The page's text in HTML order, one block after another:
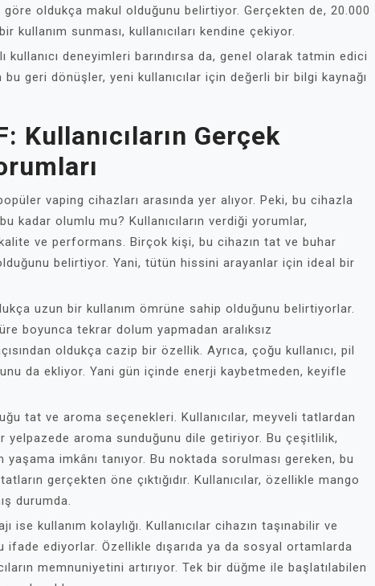
göre oldukça makul olduğunu belirtiyor. Gerçekten de, 20.000
sunması, kullanıcıları kendine çekiyor.
deneyimleri barındırsa da, genel olarak tatmin edici
geri dönüşler, yeni kullanıcılar için değerli bir bilgi kaynağı
Kullanıcıların Gerçek
vaping cihazları arasında yer alıyor. Peki, bu cihazla
kadar olumlu mu? Kullanıcıların verdiği yorumlar,
ve performans. Birçok kişi, bu cihazın tat ve buhar
belirtiyor. Yani, tütün hissini arayanlar için ideal bir
uzun bir kullanım ömrüne sahip olduğunu belirtiyorlar.
boyunca tekrar dolum yapmadan aralıksız
oldukça cazip bir özellik. Ayrıca, çoğu kullanıcı, pil
da ekliyor. Yani gün içinde enerji kaybetmeden, keyifle
tat ve aroma seçenekleri. Kullanıcılar, meyveli tatlardan
yelpazede aroma sunduğunu dile getiriyor. Bu çeşitlilik,
yaşama imkânı tanıyor. Bu noktada sorulması gereken, bu
gerçekten öne çıktığıdır. Kullanıcılar, özellikle mango
durumda.
ise kullanım kolaylığı. Kullanıcılar cihazın taşınabilir ve
ifade ediyorlar. Özellikle dışarıda ya da sosyal ortamlarda
memnuniyetini artırıyor. Tek bir düğme ile başlatılabilen